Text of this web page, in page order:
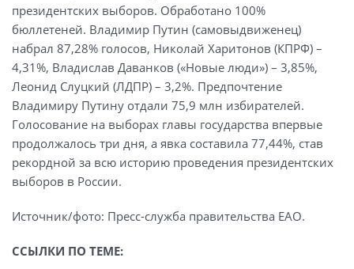
президентских выборов. Обработано 100%
бюллетеней. Владимир Путин (самовыдвиженец)
набрал 87,28% голосов, Николай Харитонов (КПРФ) –
4,31%, Владислав Даванков («Новые люди») – 3,85%,
Леонид Слуцкий (ЛДПР) – 3,2%. Предпочтение
Владимиру Путину отдали 75,9 млн избирателей.
Голосование на выборах главы государства впервые
продолжалось три дня, а явка составила 77,44%, став
рекордной за всю историю проведения президентских
выборов в России.
Источник/фото: Пресс-служба правительства ЕАО.
ССЫЛКИ ПО ТЕМЕ: